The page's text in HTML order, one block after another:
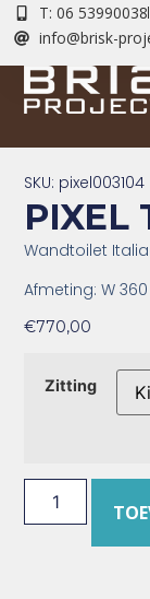
T: 06 53990038
info@brisk-
SKU: pixel003104
PIXEL
Wandtoilet
Afmeting: W
€770,00
Zitting